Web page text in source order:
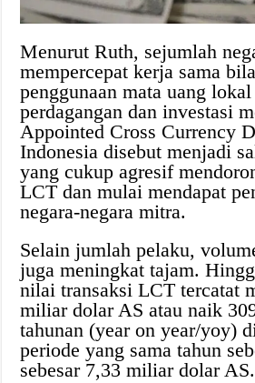
Menurut Ruth, sejumlah
mempercepat kerja sama
penggunaan mata uang
perdagangan dan investasi
Appointed Cross Currency
Indonesia disebut menjadi
yang cukup agresif
LCT dan mulai mendapat
negara-negara mitra.
Selain jumlah pelaku,
juga meningkat tajam.
nilai transaksi LCT tercatat
miliar dolar AS atau naik
tahunan (year on year/yoy)
periode yang sama tahun
sebesar 7,33 miliar dolar AS.